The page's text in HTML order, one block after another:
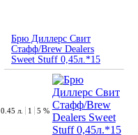
Брю Диллерс Свит
Стафф/Brew Dealers
Sweet Stuff 0,45л.*15
0.45 л. 1 5 %